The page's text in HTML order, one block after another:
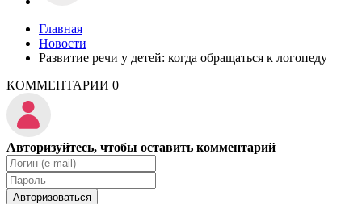
Главная
Новости
Развитие речи у детей: когда обращаться к логопеду
КОММЕНТАРИИ 0
Авторизуйтесь, чтобы оставить комментарий
Авторизоваться